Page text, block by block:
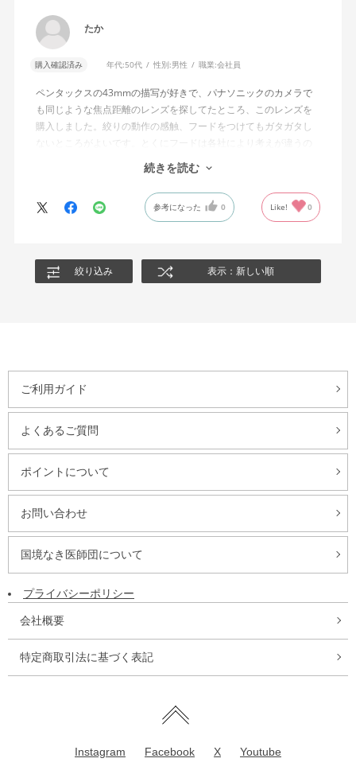
たか
購入確認済み 年代:50代 性別:男性 職業:会社員
ペンタックスの43mmの描写が好きで、パナソニックのカメラで
も同じような焦点距離のレンズを探してたところ、このレンズを
購入しました。絞りの動作の感触、フードをつけてもガタガタし
ないところがよいです。とくにフードは各社により考えが違うの
か、経年劣化で、カタカタとフードが動いてしまうレンズもあ
り、撮影中、気になるので、そのうち使わなくなります。このレ
ンズでは、その心配が無さそうです。f2.8からf5.6の間で、被写体
により絞りをかえながらのスナップが楽しい。コンパクトでカッ
続きを読む
参考になった 0 Like! 0
絞り込み 表示：新しい順
ご利用ガイド
よくあるご質問
ポイントについて
お問い合わせ
国境なき医師団について
プライバシーポリシー
会社概要
特定商取引法に基づく表記
Instagram Facebook X Youtube